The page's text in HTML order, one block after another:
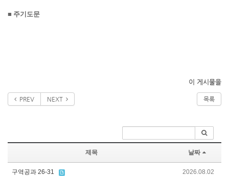
■ 주기도문
이 게시물을
PREV NEXT 목록
제목 날짜
구역공과 26-31 2026.08.02